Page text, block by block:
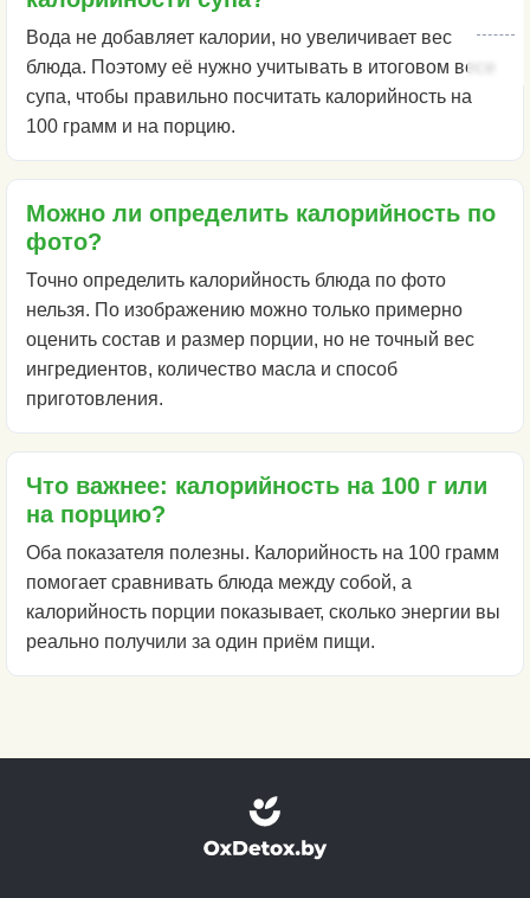
Вода не добавляет калории, но увеличивает вес
блюда. Поэтому её нужно учитывать в итоговом весе
супа, чтобы правильно посчитать калорийность на
100 грамм и на порцию.
Можно ли определить калорийность по
фото?
Точно определить калорийность блюда по фото
нельзя. По изображению можно только примерно
оценить состав и размер порции, но не точный вес
ингредиентов, количество масла и способ
приготовления.
Что важнее: калорийность на 100 г или
на порцию?
Оба показателя полезны. Калорийность на 100 грамм
помогает сравнивать блюда между собой, а
калорийность порции показывает, сколько энергии вы
реально получили за один приём пищи.